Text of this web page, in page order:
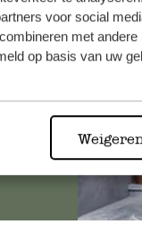
voor social
met
op basis van uw